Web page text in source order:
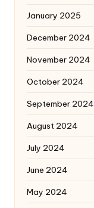
January 2025
December 2024
November 2024
October 2024
September 2024
August 2024
July 2024
June 2024
May 2024